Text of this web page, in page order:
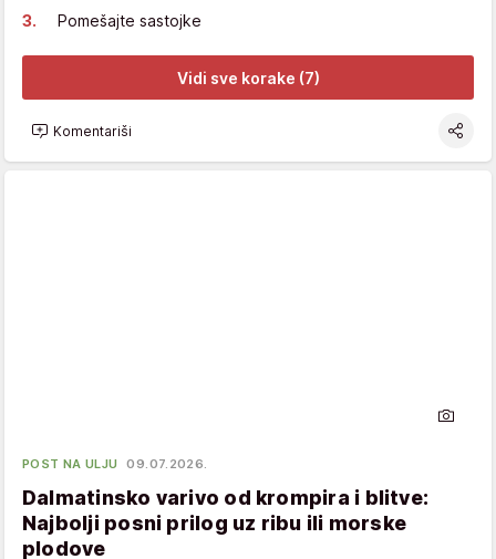
Pomešajte sastojke
Vidi sve korake (7)
Komentariši
POST NA ULJU 09.07.2026.
Dalmatinsko varivo od krompira i blitve:
Najbolji posni prilog uz ribu ili morske
plodove